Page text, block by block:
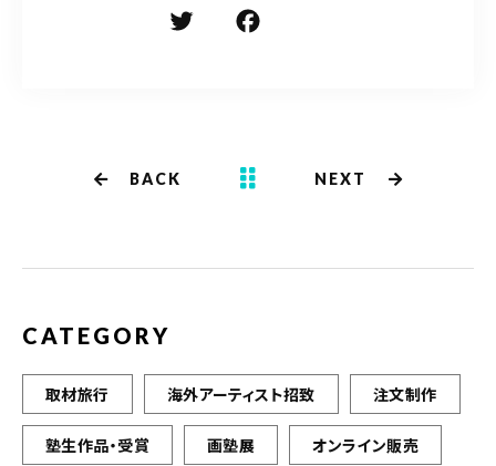
k
BACK NEXT
CATEGORY
取材旅行 海外アーティスト招致 注文制作
塾生作品・受賞 画塾展 オンライン販売